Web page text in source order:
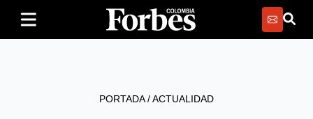
PORTADA/ACTUALIDAD